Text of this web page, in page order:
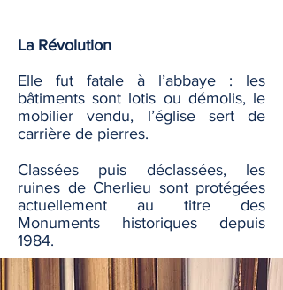
La Révolution
Elle fut fatale à l’abbaye : les
bâtiments sont lotis ou démolis, le
mobilier vendu, l’église sert de
carrière de pierres.
Classées puis déclassées, les
ruines de Cherlieu sont protégées
actuellement au titre des
Monuments historiques depuis
1984.